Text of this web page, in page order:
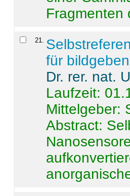
Fragmenten
21
für
Dr. rer. nat.
Laufzeit:
Mittelgeber:
Abstract: